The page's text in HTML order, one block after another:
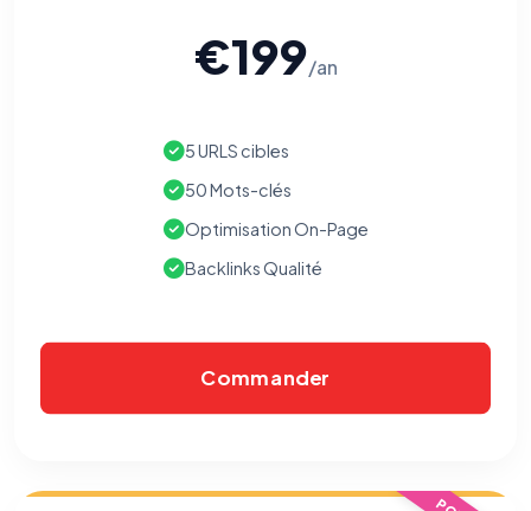
€199/an
5 URLS cibles
50 Mots-clés
Optimisation On-Page
Backlinks Qualité
Commander